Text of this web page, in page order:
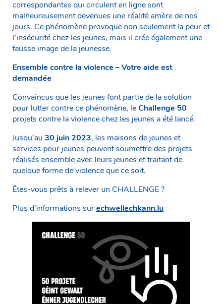
correspondantes qui circulent en ligne sont
malheureusement devenues une réalité amère de nos
jours. Ce phénomène provoque non seulement la peur et
l’insécurité chez les jeunes, mais il crée également une
fausse image de la jeunesse.
Ensemble contre la violence – Votre aide est
demandée
Convaincus que les jeunes font partie de la solution
pour lutter contre ce phénomène, leChallenge 50
projets contre la violence chez les jeunes a été lancé.
Jusqu’au 30 juin 2023, les maisons de jeunes et
services pour jeunes peuvent soumettre des projets
réalisés ensemble avec leurs jeunes et traitant de
quelque forme de violence que ce soit.
Êtes-vous prêts à relever un CHALLENGE ?
Plus d’informations surechwellechkann.lu